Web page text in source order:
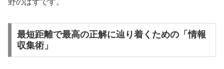
最短距離で最高の正解に辿り着くための「情報
収集術」